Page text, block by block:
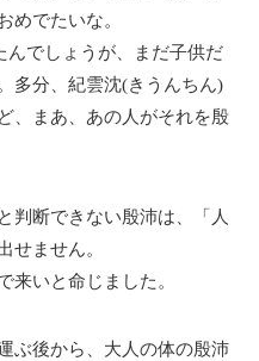
めでたいな。
んでしょうが、まだ子供だ
多分、紀雲沈(きうんちん)
、まあ、あの人がそれを殷
判断できない殷沛は、「人
せません。
来いと命じました。
ぶ後から、大人の体の殷沛